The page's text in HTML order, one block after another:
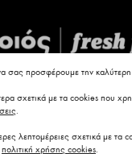
σας προσφέρουμε την καλύτερη
σχετικά με τα cookies που
.
λεπτομέρειες σχετικά με τα
πολιτική χρήσης cookies.